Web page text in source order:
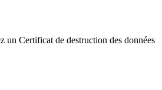
un Certificat de destruction des données